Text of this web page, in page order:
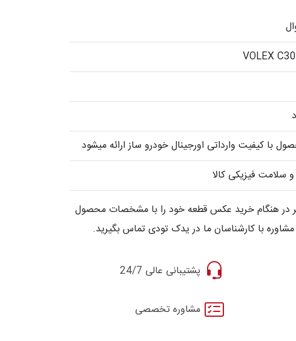
با کیفیت وارداتی اورجینال خودرو ساز ارائه میشود
سلامت فیزیکی کالا
در هنگام خرید عکس قطعه خود را با مشخصات محصول
با کارشناسان ما در یدک تودی تماس بگیرید.
پشتیبانی عالی 24/7
مشاوره تخصصی